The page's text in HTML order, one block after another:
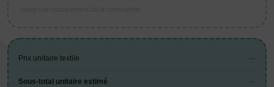
Prix unitaire textile --
Sous-total unitaire estimé --